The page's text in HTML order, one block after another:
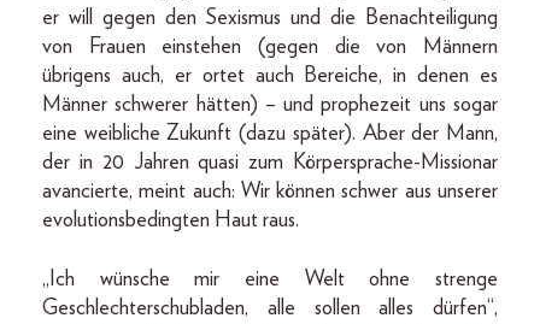
er will gegen den Sexismus und die Benachteiligung
von Frauen einstehen (gegen die von Männern
übrigens auch, er ortet auch Bereiche, in denen es
Männer schwerer hätten) – und prophezeit uns sogar
eine weibliche Zukunft (dazu später). Aber der Mann,
der in 20 Jahren quasi zum Körpersprache-Missionar
avancierte, meint auch: Wir können schwer aus unserer
evolutionsbedingten Haut raus.
„Ich wünsche mir eine Welt ohne strenge
Geschlechterschubladen, alle sollen alles dürfen“,